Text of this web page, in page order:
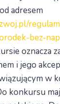
adresem
bez-
oznacza
i jego
w
konkursu